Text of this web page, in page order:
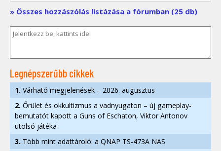
» Összes hozzászólás listázása a fórumban (25 db)
Legnépszerűbb cikkek
1. Várható megjelenések – 2026. augusztus
2. Őrület és okkultizmus a vadnyugaton – új gameplay-
bemutatót kapott a Guns of Eschaton, Viktor Antonov
utolsó játéka
3. Több mint adattároló: a QNAP TS-473A NAS